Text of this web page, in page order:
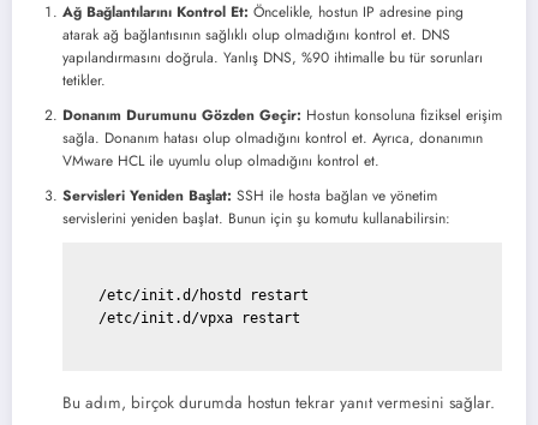
Ağ Bağlantılarını Kontrol Et: Öncelikle, hostun IP adresine ping
atarak ağ bağlantısının sağlıklı olup olmadığını kontrol et. DNS
yapılandırmasını doğrula. Yanlış DNS, %90 ihtimalle bu tür sorunları
tetikler.
Donanım Durumunu Gözden Geçir: Hostun konsoluna fiziksel erişim
sağla. Donanım hatası olup olmadığını kontrol et. Ayrıca, donanımın
VMware HCL ile uyumlu olup olmadığını kontrol et.
Servisleri Yeniden Başlat: SSH ile hosta bağlan ve yönetim
servislerini yeniden başlat. Bunun için şu komutu kullanabilirsin:
  /etc/init.d/hostd restart
  /etc/init.d/vpxa restart
Bu adım, birçok durumda hostun tekrar yanıt vermesini sağlar.